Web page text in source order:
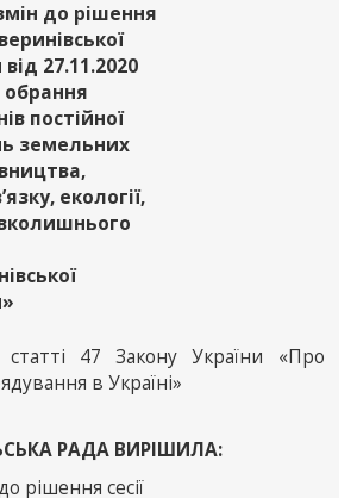
до рішення
27.11.2020
постійної
земельних
екології,
статті 47 Закону України «Про
в Україні»
РАДА ВИРІШИЛА:
рішення сесії